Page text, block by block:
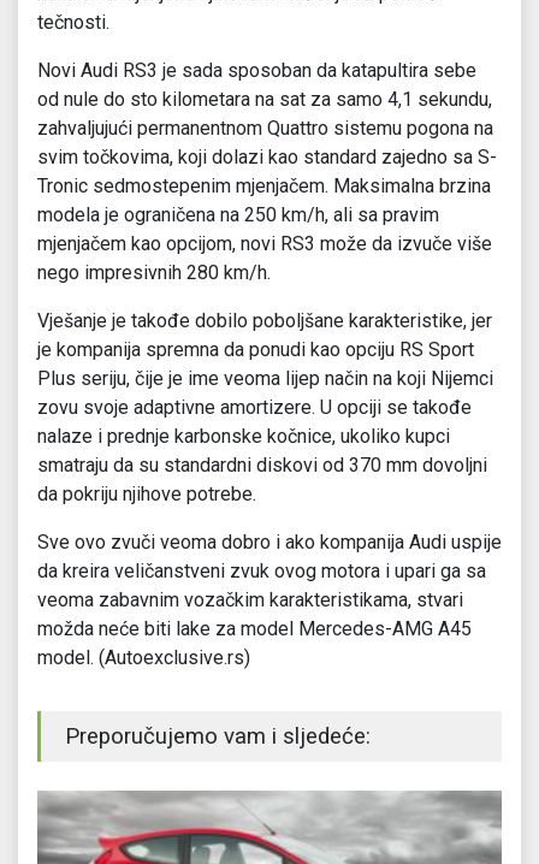
tečnosti.
Novi Audi RS3 je sada sposoban da katapultira sebe
od nule do sto kilometara na sat za samo 4,1 sekundu,
zahvaljujući permanentnom Quattro sistemu pogona na
svim točkovima, koji dolazi kao standard zajedno sa S-
Tronic sedmostepenim mjenjačem. Maksimalna brzina
modela je ograničena na 250 km/h, ali sa pravim
mjenjačem kao opcijom, novi RS3 može da izvuče više
nego impresivnih 280 km/h.
Vješanje je takođe dobilo poboljšane karakteristike, jer
je kompanija spremna da ponudi kao opciju RS Sport
Plus seriju, čije je ime veoma lijep način na koji Nijemci
zovu svoje adaptivne amortizere. U opciji se takođe
nalaze i prednje karbonske kočnice, ukoliko kupci
smatraju da su standardni diskovi od 370 mm dovoljni
da pokriju njihove potrebe.
Sve ovo zvuči veoma dobro i ako kompanija Audi uspije
da kreira veličanstveni zvuk ovog motora i upari ga sa
veoma zabavnim vozačkim karakteristikama, stvari
možda neće biti lake za model Mercedes-AMG A45
model. (Autoexclusive.rs)
Preporučujemo vam i sljedeće: